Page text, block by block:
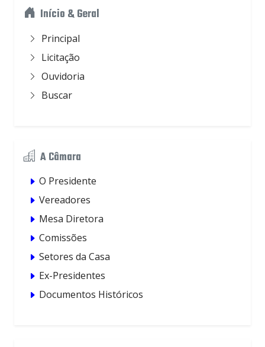
Início & Geral
Principal
Licitação
Ouvidoria
Buscar
A Câmara
O Presidente
Vereadores
Mesa Diretora
Comissões
Setores da Casa
Ex-Presidentes
Documentos Históricos